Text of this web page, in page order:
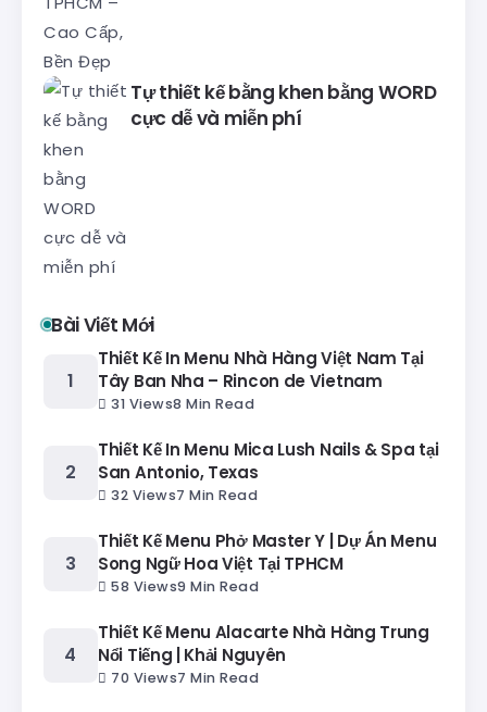
Tự thiết kế bằng khen bằng WORD
cực dễ và miễn phí
Bài Viết Mới
Thiết Kế In Menu Nhà Hàng Việt Nam Tại
Tây Ban Nha – Rincon de Vietnam
31 Views8 Min Read
Thiết Kế In Menu Mica Lush Nails & Spa tại
San Antonio, Texas
32 Views7 Min Read
Thiết Kế Menu Phở Master Y | Dự Án Menu
Song Ngữ Hoa Việt Tại TPHCM
58 Views9 Min Read
Thiết Kế Menu Alacarte Nhà Hàng Trung
Nổi Tiếng | Khải Nguyên
70 Views7 Min Read